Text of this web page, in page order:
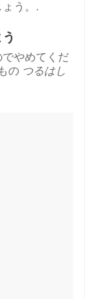
ょう。.
やめてくだ
の つるはし